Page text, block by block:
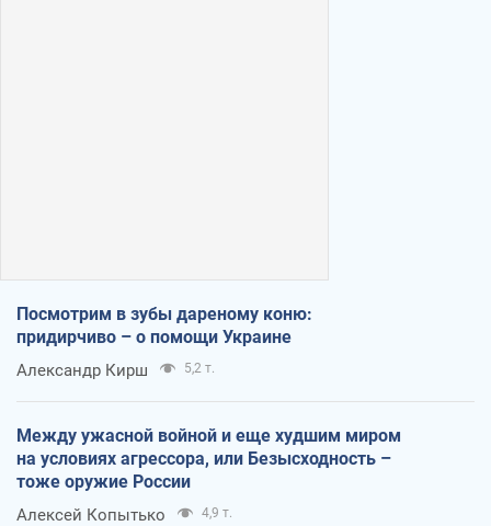
Посмотрим в зубы дареному коню:
придирчиво – о помощи Украине
Александр Кирш 5,2 т.
Между ужасной войной и еще худшим миром
на условиях агрессора, или Безысходность –
тоже оружие России
Алексей Копытько 4,9 т.